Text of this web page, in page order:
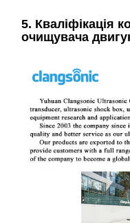
5. Кваліфікація
очищувача